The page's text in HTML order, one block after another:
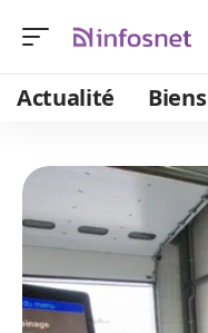
Actualité Biens